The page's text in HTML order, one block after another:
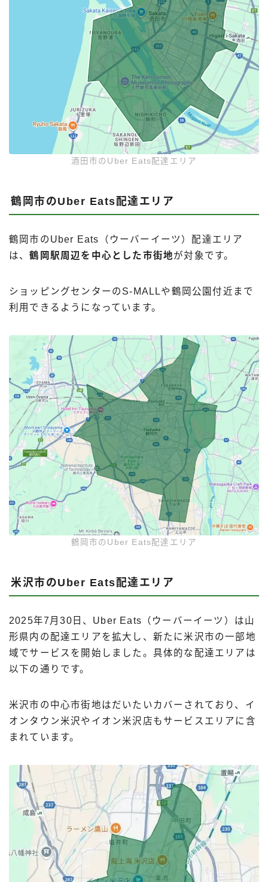
酒田市のUber Eats配達エリア
鶴岡市のUber Eats配達エリア
鶴岡市のUber Eats（ウーバーイーツ）配達エリア
は、鶴岡駅周辺を中心とした市街地が対象です。
ショッピングセンターのS-MALLや鶴岡公園付近まで
利用できるようになっています。
鶴岡市のUber Eats配達エリア
米沢市のUber Eats配達エリア
2025年7月30日、Uber Eats（ウーバーイーツ）は山
形県内の配達エリアを拡大し、新たに米沢市の一部地
域でサービスを開始しました。具体的な配達エリアは
以下の通りです。
米沢市の中心市街地はだいたいカバーされており、イ
オンタウン米沢やイオン米沢店もサービスエリアに含
まれています。